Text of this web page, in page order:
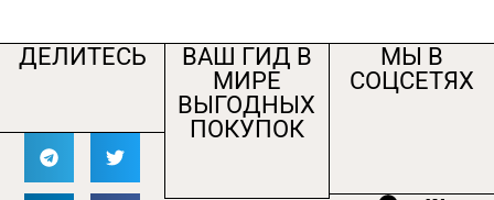
ДЕЛИТЕСЬ
ВАШ ГИД В
МИРЕ
ВЫГОДНЫХ
ПОКУПОК
МЫ В
СОЦСЕТЯХ